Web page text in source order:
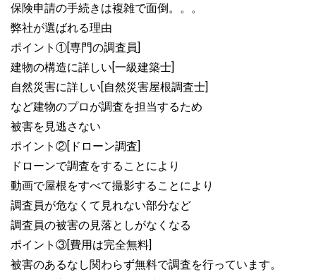
保険申請の手続きは複雑で面倒。。。
弊社が選ばれる理由
ポイント①[専門の調査員]
建物の構造に詳しい[一級建築士]
自然災害に詳しい[自然災害屋根調査士]
など建物のプロが調査を担当するため
被害を見逃さない
ポイント②[ドローン調査]
ドローンで調査をすることにより
動画で屋根をすべて撮影することにより
調査員が危なくて見れない部分など
調査員の被害の見落としがなくなる
ポイント③[費用は完全無料]
被害のあるなし関わらず無料で調査を行っています。